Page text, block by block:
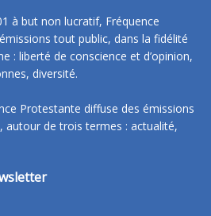
à but non lucratif, Fréquence
tout public, dans la fidélité
: liberté de conscience et d’opinion,
diversité.
Protestante diffuse des émissions
autour de trois termes : actualité,